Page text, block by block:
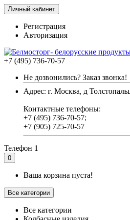
Личный кабинет
Регистрация
Авторизация
+7 (495) 736-70-57
Не дозвонились? Заказ звонка!
Адрес: г. Москва, д
Контактные телефоны:
+7 (495) 736-70-57;
+7 (905) 725-70-57
Телефон 1
0
Ваша корзина пуста!
Все категории
Все категории